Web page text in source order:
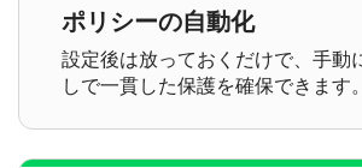
ポリシーの自動化
設定後は放っておくだけで、手動
しで一貫した保護を確保できます。